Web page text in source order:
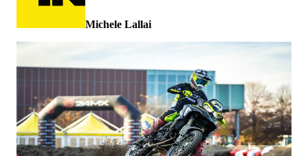
Michele Lallai